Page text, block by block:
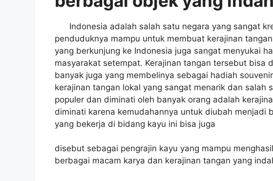
Indonesia adalah salah satu negara yang sangat
penduduknya mampu untuk membuat kerajinan
yang berkunjung ke Indonesia juga sangat menyukai
masyarakat setempat. Kerajinan tangan tersebut bisa
banyak juga yang membelinya sebagai hadiah
kerajinan tangan lokal yang sangat menarik dan salah
populer dan diminati oleh banyak orang adalah
diminati karena kemudahannya untuk diubah menjadi
yang bekerja di bidang kayu ini bisa juga
disebut sebagai pengrajin kayu yang mampu
berbagai macam karya dan kerajinan tangan yang